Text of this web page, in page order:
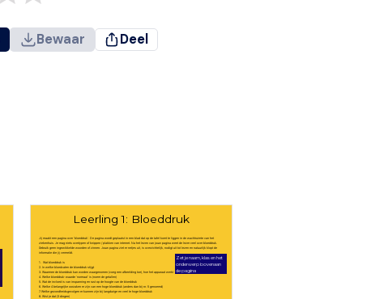
Bewaar Deel
Leerling 1: Bloeddruk
Jij maakt een pagina over 'bloeddruk'. De pagina wordt geplaatst in een blad dat op de tafel komt te liggen in de wachtruimte van het
ziekenhuis. Je mag niets overtypen of knippen / plakken van internet. Na het lezen van jouw pagina weet de lezer veel over bloeddruk.
Gebruik geen ingewikkelde woorden of zinnen. Jouw pagina ziet er netjes uit, is overzichtelijk, nodigt uit tot lezen en natuurlijk klopt de
informatie die jij vermeldt.
1. Wat bloeddruk is
2. In welke bloedvaten de bloeddruk stijgt
3. Waarmee de bloeddruk kan worden waargenomen (voeg een afbeelding toe), hoe het apparaat werkt
4. Welke bloeddruk-waarde 'normaal' is (noem de getallen)
5. Wat de invloed is van inspanning en rust op de hoogte van de bloeddruk
6. Welke 4 belangrijke oorzaken er zijn van een hoge bloeddruk (anders dan bij nr. 5 genoemd)
7. Welke gezondheidsgevolgen er kunnen zijn bij langdurige en veel te hoge bloeddruk
8. Wist je dat (3 dingen)
Zet je naam, klas en het
onderwerp bovenaan
de pagina